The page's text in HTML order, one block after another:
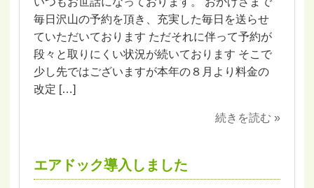
毎日沢山の予約を頂き、充実した毎日を送らせ
ていただいております ただそれに伴って予約が
段々と取りにくい状況が続いております そこで
少し先ではございますが本年の８月より料金の
改定 […]
続きを読む »
エアドック導入しました